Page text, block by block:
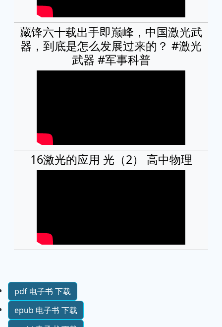
藏锋六十载出手即巅峰，中国激光武
器，到底是怎么发展过来的？ #激光
武器 #军事科普
16激光的应用 光（2） 高中物理
pdf 电子书 下载
epub 电子书 下载